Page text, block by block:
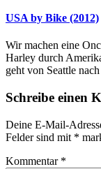
USA by Bike (2012)
Wir machen eine
Harley durch
geht von Seattle
Schreibe einen
Deine E-Mail-
Felder sind mit *
Kommentar *